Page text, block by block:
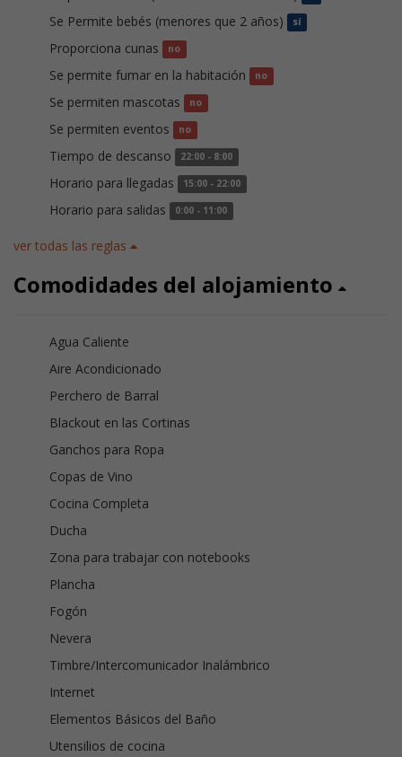
Se Permite bebés (menores que 2 años) sí
Proporciona cunas no
Se permite fumar en la habitación no
Se permiten mascotas no
Se permiten eventos no
Tiempo de descanso 22:00 - 8:00
Horario para llegadas 15:00 - 22:00
Horario para salidas 0:00 - 11:00
ver todas las reglas
Comodidades del alojamiento
Agua Caliente
Aire Acondicionado
Perchero de Barral
Blackout en las Cortinas
Ganchos para Ropa
Copas de Vino
Cocina Completa
Ducha
Zona para trabajar con notebooks
Plancha
Fogón
Nevera
Timbre/Intercomunicador Inalámbrico
Internet
Elementos Básicos del Baño
Utensilios de cocina